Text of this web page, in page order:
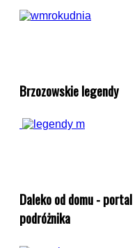
Brzozowskie legendy
Daleko od domu - portal
podróżnika